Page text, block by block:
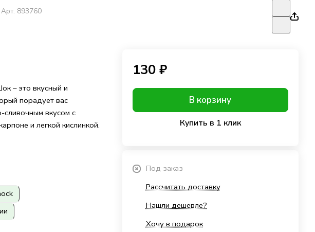
Арт. 893760
– это вкусный и
порадует вас
вкусом с
и легкой кислинкой.
130 ₽
В корзину
Купить в 1 клик
Под заказ
Рассчитать доставку
Нашли дешевле?
Хочу в подарок